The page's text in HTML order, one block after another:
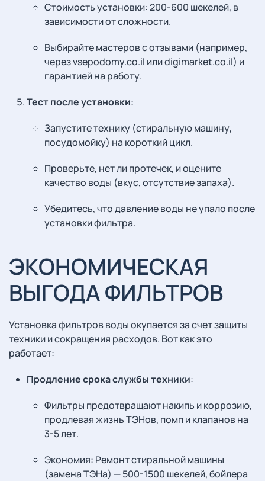
Стоимость установки: 200-600 шекелей, в
зависимости от сложности.
Выбирайте мастеров с отзывами (например,
через vsepodomy.co.il или digimarket.co.il) и
гарантией на работу.
Тест после установки:
Запустите технику (стиральную машину,
посудомойку) на короткий цикл.
Проверьте, нет ли протечек, и оцените
качество воды (вкус, отсутствие запаха).
Убедитесь, что давление воды не упало после
установки фильтра.
ЭКОНОМИЧЕСКАЯ
ВЫГОДА ФИЛЬТРОВ
Установка фильтров воды окупается за счет защиты
техники и сокращения расходов. Вот как это
работает:
Продление срока службы техники:
Фильтры предотвращают накипь и коррозию,
продлевая жизнь ТЭНов, помп и клапанов на
3-5 лет.
Экономия: Ремонт стиральной машины
(замена ТЭНа) — 500-1500 шекелей, бойлера